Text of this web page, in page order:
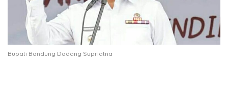
Bupati Bandung Dadang Supriatna